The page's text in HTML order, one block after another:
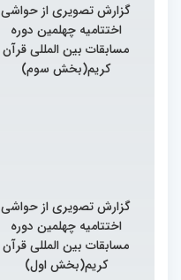
گزارش تصویری از حواشی
اختتامیه چهلمین دوره
مسابقات بین المللی قرآن
کریم(بخش سوم)
گزارش تصویری از حواشی
اختتامیه چهلمین دوره
مسابقات بین المللی قرآن
کریم(بخش اول)